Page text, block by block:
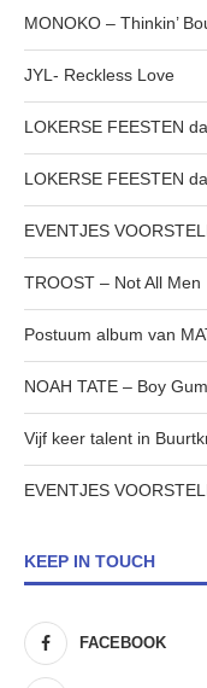
MONOKO – Thinkin’
JYL- Reckless Love
LOKERSE FEESTEN
LOKERSE FEESTEN
EVENTJES
TROOST – Not All Men
Postuum album van
NOAH TATE – Boy Gum
Vijf keer talent in
EVENTJES
KEEP IN TOUCH
FACEBOOK